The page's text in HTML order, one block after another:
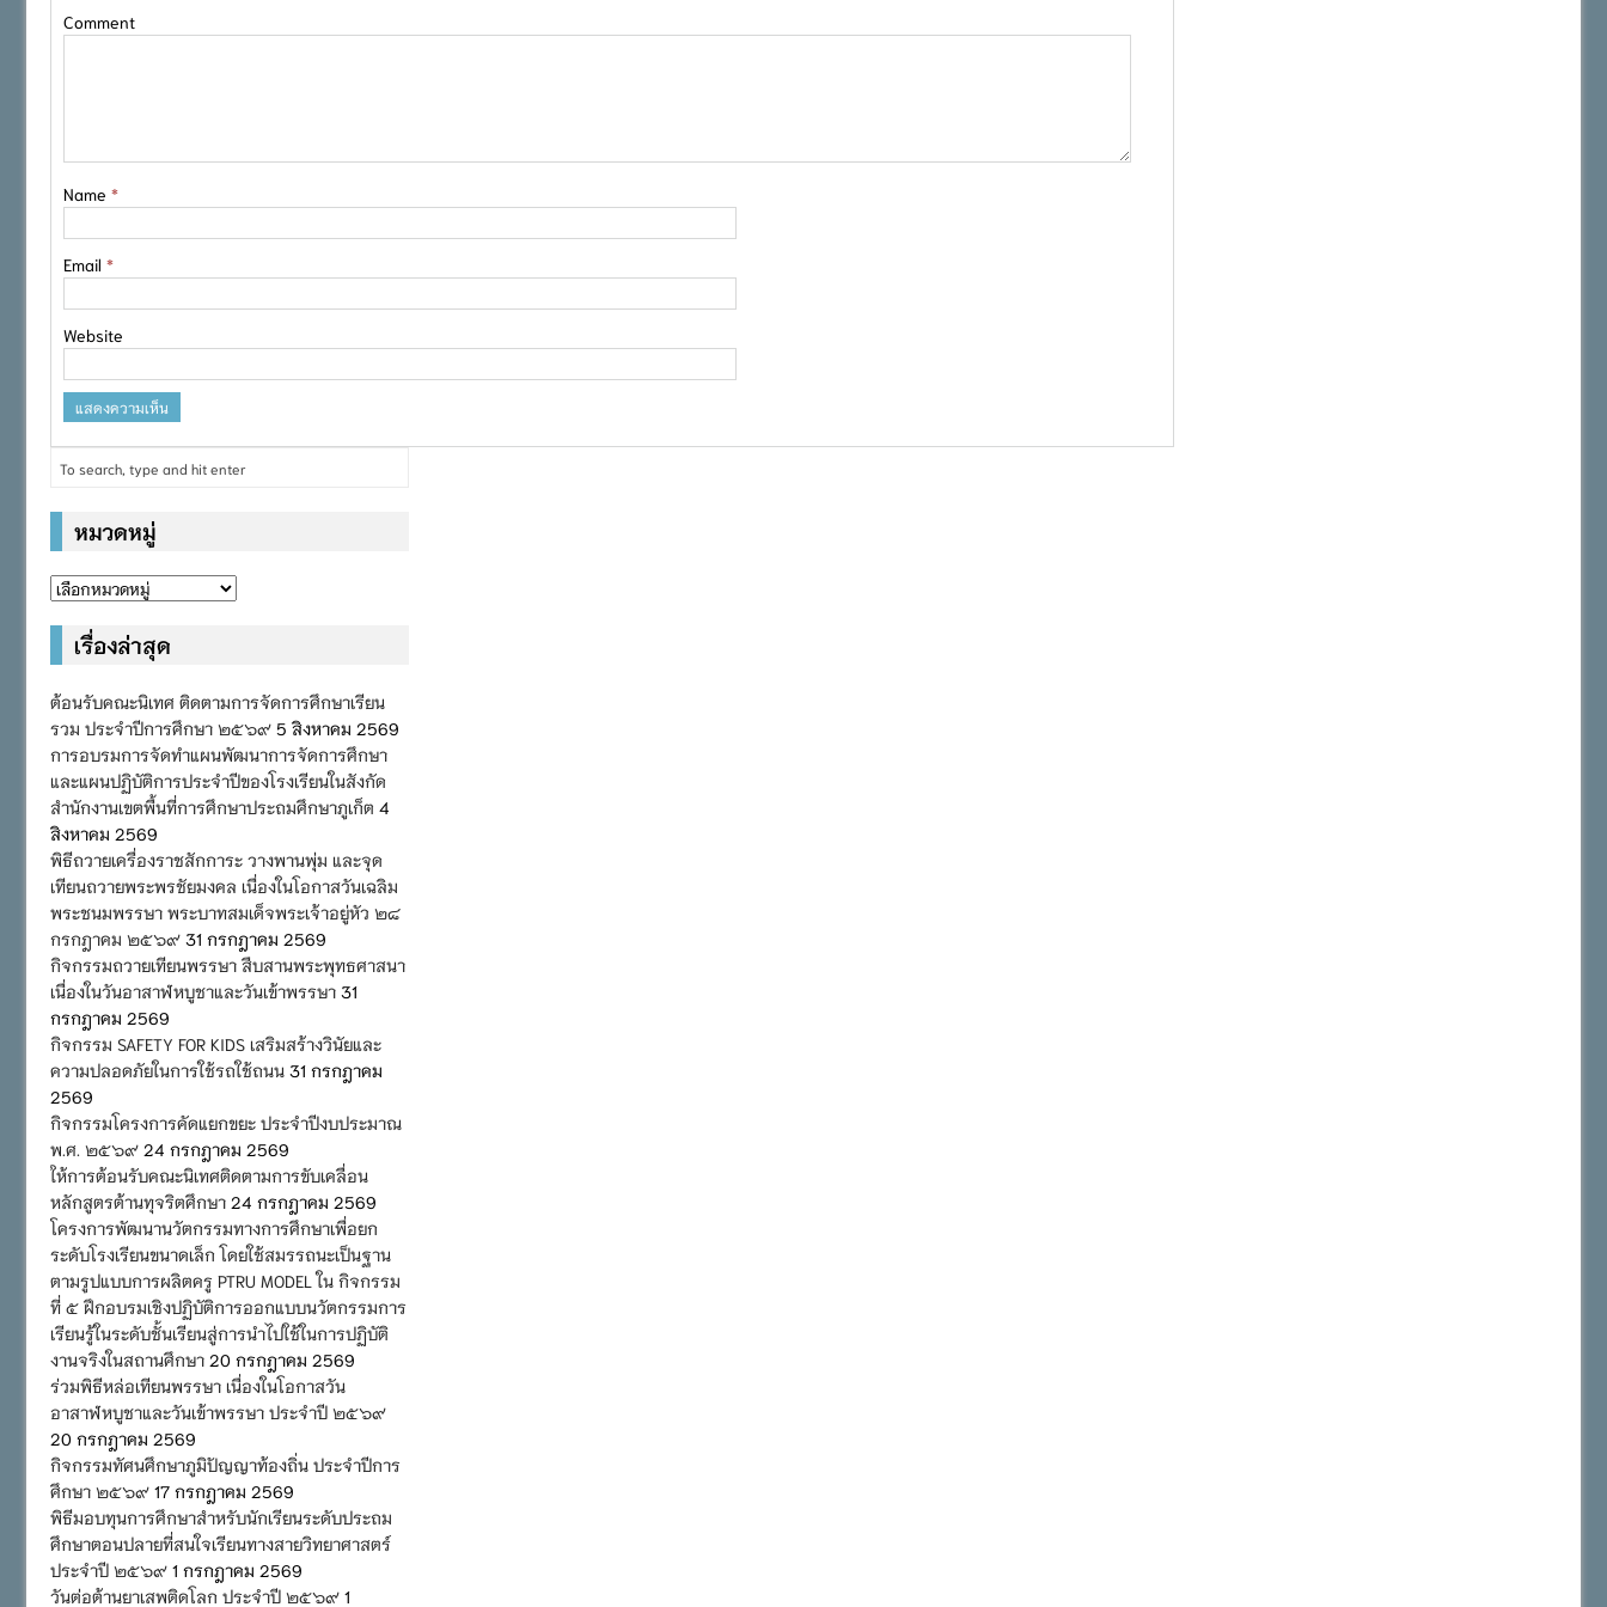
Comment
Name *
Email *
Website
หมวดหมู่
หมวด
เรื่องล่าสุด
ต้อนรับคณะนิเทศ ติดตามการจัดการศึกษาเรียน
รวม ประจำปีการศึกษา ๒๕๖๙ 5 สิงหาคม 2569
การอบรมการจัดทำแผนพัฒนาการจัดการศึกษา
และแผนปฏิบัติการประจำปีของโรงเรียนในสังกัด
สำนักงานเขตพื้นที่การศึกษาประถมศึกษาภูเก็ต 4
สิงหาคม 2569
พิธีถวายเครื่องราชสักการะ วางพานพุ่ม และจุด
เทียนถวายพระพรชัยมงคล เนื่องในโอกาสวันเฉลิม
พระชนมพรรษา พระบาทสมเด็จพระเจ้าอยู่หัว ๒๘
กรกฎาคม ๒๕๖๙ 31 กรกฎาคม 2569
กิจกรรมถวายเทียนพรรษา สืบสานพระพุทธศาสนา
เนื่องในวันอาสาฬหบูชาและวันเข้าพรรษา 31
กรกฎาคม 2569
กิจกรรม SAFETY FOR KIDS เสริมสร้างวินัยและ
ความปลอดภัยในการใช้รถใช้ถนน 31 กรกฎาคม
2569
กิจกรรมโครงการคัดแยกขยะ ประจำปีงบประมาณ
พ.ศ. ๒๕๖๙ 24 กรกฎาคม 2569
ให้การต้อนรับคณะนิเทศติดตามการขับเคลื่อน
หลักสูตรต้านทุจริตศึกษา 24 กรกฎาคม 2569
โครงการพัฒนานวัตกรรมทางการศึกษาเพื่อยก
ระดับโรงเรียนขนาดเล็ก โดยใช้สมรรถนะเป็นฐาน
ตามรูปแบบการผลิตครู PTRU MODEL ใน กิจกรรม
ที่ ๕ ฝึกอบรมเชิงปฏิบัติการออกแบบนวัตกรรมการ
เรียนรู้ในระดับชั้นเรียนสู่การนำไปใช้ในการปฏิบัติ
งานจริงในสถานศึกษา 20 กรกฎาคม 2569
ร่วมพิธีหล่อเทียนพรรษา เนื่องในโอกาสวัน
อาสาฬหบูชาและวันเข้าพรรษา ประจำปี ๒๕๖๙
20 กรกฎาคม 2569
กิจกรรมทัศนศึกษาภูมิปัญญาท้องถิ่น ประจำปีการ
ศึกษา ๒๕๖๙ 17 กรกฎาคม 2569
พิธีมอบทุนการศึกษาสำหรับนักเรียนระดับประถม
ศึกษาตอนปลายที่สนใจเรียนทางสายวิทยาศาสตร์
ประจำปี ๒๕๖๙ 1 กรกฎาคม 2569
วันต่อต้านยาเสพติดโลก ประจำปี ๒๕๖๙ 1